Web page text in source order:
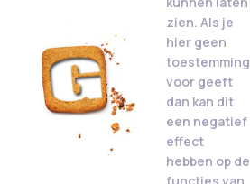
zien. Als je
hier geen
toestemming
voor geeft
dan kan dit
een negatief
effect
hebben op de